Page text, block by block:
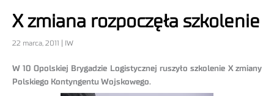
X zmiana rozpoczęła szkolenie
22 marca, 2011 | IW
W 10 Opolskiej Brygadzie Logistycznej ruszyło szkolenie X zmiany
Polskiego Kontyngentu Wojskowego.